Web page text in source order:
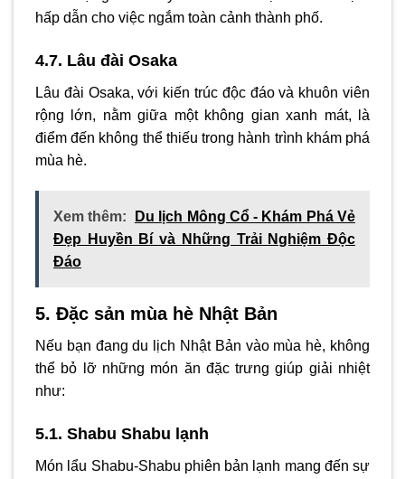
hấp dẫn cho việc ngắm toàn cảnh thành phố.
4.7. Lâu đài Osaka
Lâu đài Osaka, với kiến trúc độc đáo và khuôn viên
rộng lớn, nằm giữa một không gian xanh mát, là
điểm đến không thể thiếu trong hành trình khám phá
mùa hè.
Xem thêm:
Du lịch Mông Cổ - Khám Phá Vẻ
Đẹp Huyền Bí và Những Trải Nghiệm Độc
Đáo
5. Đặc sản mùa hè Nhật Bản
Nếu bạn đang du lịch Nhật Bản vào mùa hè, không
thể bỏ lỡ những món ăn đặc trưng giúp giải nhiệt
như:
5.1. Shabu Shabu lạnh
Món lẩu Shabu-Shabu phiên bản lạnh mang đến sự